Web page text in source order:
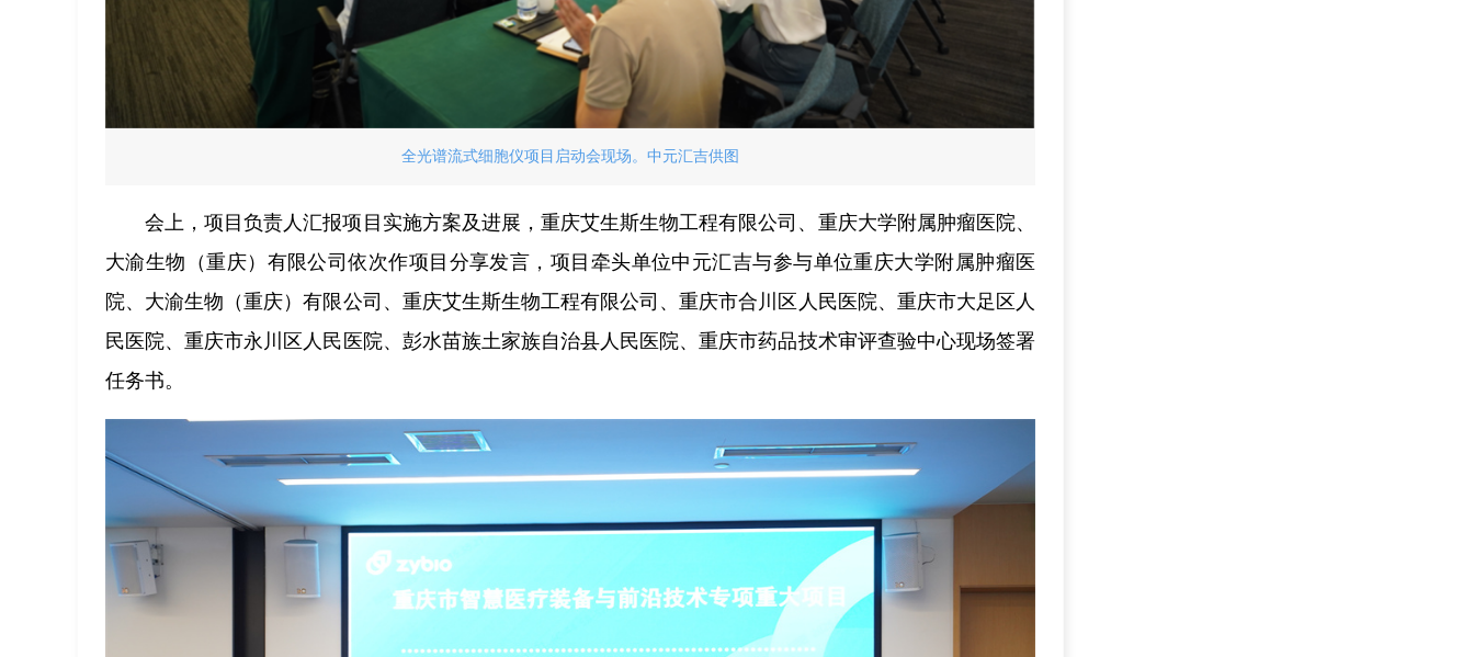
全光谱流式细胞仪项目启动会现场。中元汇吉供图
会上，项目负责人汇报项目实施方案及进展，重庆艾生斯生物工程有限公司、重庆大学附属肿瘤医院、
大渝生物（重庆）有限公司依次作项目分享发言，项目牵头单位中元汇吉与参与单位重庆大学附属肿瘤医
院、大渝生物（重庆）有限公司、重庆艾生斯生物工程有限公司、重庆市合川区人民医院、重庆市大足区人
民医院、重庆市永川区人民医院、彭水苗族土家族自治县人民医院、重庆市药品技术审评查验中心现场签署
任务书。